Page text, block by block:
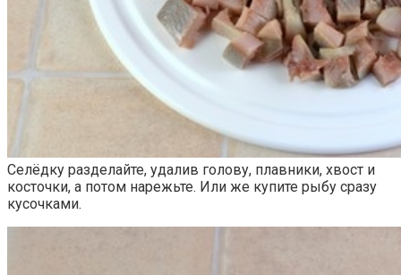
Селёдку разделайте, удалив голову, плавники, хвост и
косточки, а потом нарежьте. Или же купите рыбу сразу
кусочками.